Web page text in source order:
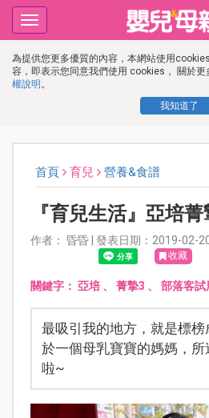
為提供您更多優質的內容，本網站使用
容，即表示您同意我們使用 cookies， 關於
權說明 。
我知道了
Toggle
navigation
首頁 育兒 營養&食譜
『育兒生活』亞培
作者： 昏昏 | 發表日期：2019-02-
收藏
關鍵字： 亞培、 菁摯3 、 部落客試
最吸引我的地方，就是標
於一個母乳寶寶的媽媽，
啦~